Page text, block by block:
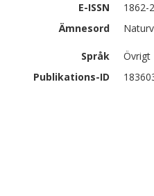
E-ISSN
1862-
Ämnesord
Språk
Övrigt
Publikations-ID